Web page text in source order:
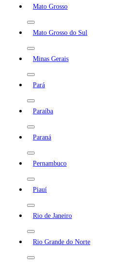
Mato Grosso
Mato Grosso do Sul
Minas Gerais
Pará
Paraíba
Paraná
Pernambuco
Piauí
Rio de Janeiro
Rio Grande do Norte